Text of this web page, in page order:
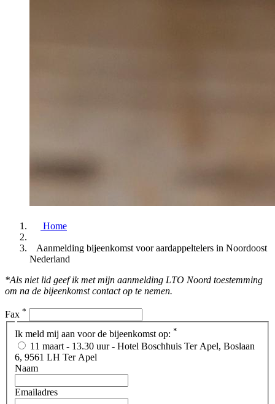
Home
Aanmelding bijeenkomst voor aardappeltelers in Noordoost
Nederland
*Als niet lid geef ik met mijn aanmelding LTO Noord toestemming
om na de bijeenkomst contact op te nemen.
Fax *
Ik meld mij aan voor de bijeenkomst op: *
6, 9561 LH Ter Apel
Naam
Emailadres